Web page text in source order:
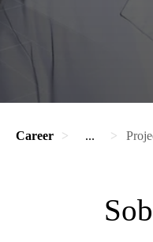
Career ...